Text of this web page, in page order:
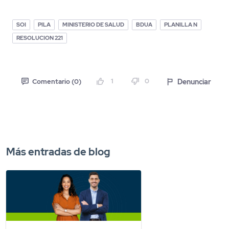
SOI PILA MINISTERIO DE SALUD BDUA
PLANILLA N
RESOLUCION 221
Comentario (0) 1 0 Denunciar
Más entradas de blog